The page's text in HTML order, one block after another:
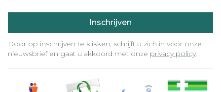
Inschrijven
Door op inschrijven te klikken, schrijft u zich in voor onze
nieuwsbrief en gaat u akkoord met onze privacy policy.